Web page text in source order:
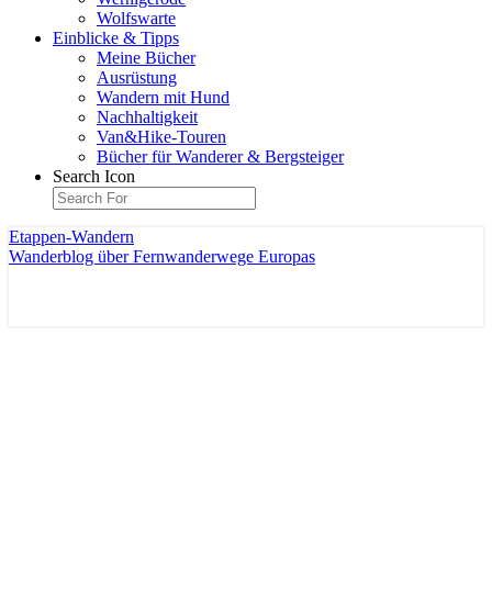
Wolfswarte
Einblicke & Tipps
Meine Bücher
Ausrüstung
Wandern mit Hund
Nachhaltigkeit
Van&Hike-Touren
Bücher für Wanderer & Bergsteiger
Search Icon
Etappen-Wandern
Wanderblog über Fernwanderwege Europas